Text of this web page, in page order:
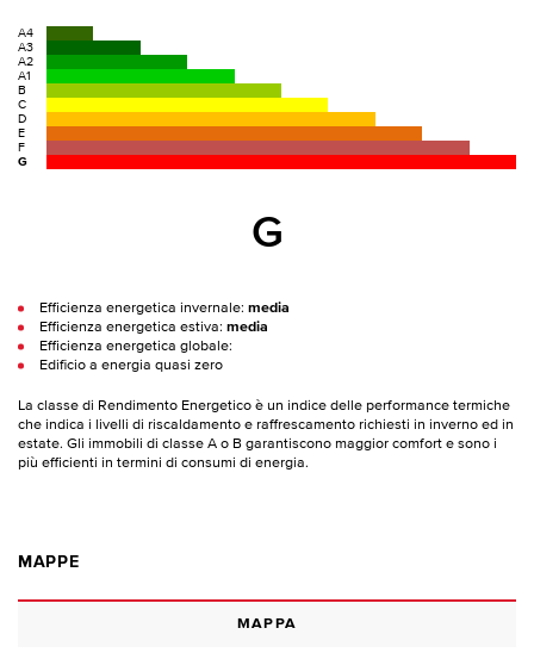
A4
A3
A2
A1
B
C
D
E
F
G
G
Efficienza energetica invernale: media
Efficienza energetica estiva: media
Efficienza energetica globale:
Edificio a energia quasi zero
La classe di Rendimento Energetico è un indice delle performance termiche
che indica i livelli di riscaldamento e raffrescamento richiesti in inverno ed in
estate. Gli immobili di classe A o B garantiscono maggior comfort e sono i
più efficienti in termini di consumi di energia.
MAPPE
MAPPA